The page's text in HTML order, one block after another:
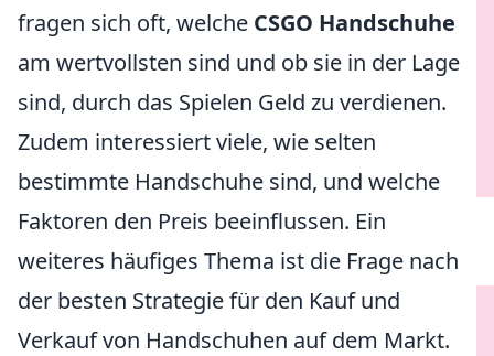
fragen sich oft, welche CSGO Handschuhe
am wertvollsten sind und ob sie in der Lage
sind, durch das Spielen Geld zu verdienen.
Zudem interessiert viele, wie selten
bestimmte Handschuhe sind, und welche
Faktoren den Preis beeinflussen. Ein
weiteres häufiges Thema ist die Frage nach
der besten Strategie für den Kauf und
Verkauf von Handschuhen auf dem Markt.